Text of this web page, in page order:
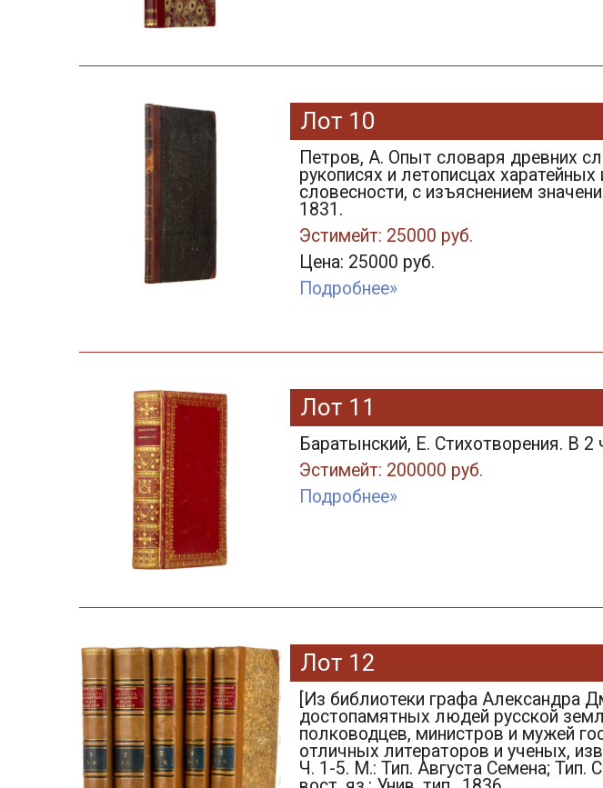
Лот 10
Петров, А. Опыт словаря древних
рукописях и летописцах
словесности, с изъяснением
1831.
Эстимейт: 25000 руб.
Цена: 25000 руб.
Подробнее»
Лот 11
Баратынский, Е. Стихотворения. В
Эстимейт: 200000 руб.
Подробнее»
Лот 12
[Из библиотеки графа
достопамятных людей русской
полководцев, министров и мужей
отличных литераторов и ученых,
Ч. 1-5. М.: Тип. Августа Семена; Тип.